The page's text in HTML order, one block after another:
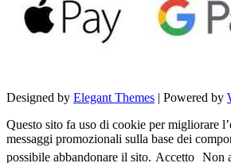
Designed by Elegant Themes | Powered by
Questo sito fa uso di cookie per migliorare
messaggi promozionali sulla base dei
possibile abbandonare il sito. Accetto Non